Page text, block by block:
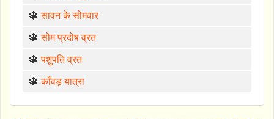
🔱सावन के सोमवार
🔱सोम प्रदोष व्रत
🔱पशुपति व्रत
🔱काँवड़ यात्रा